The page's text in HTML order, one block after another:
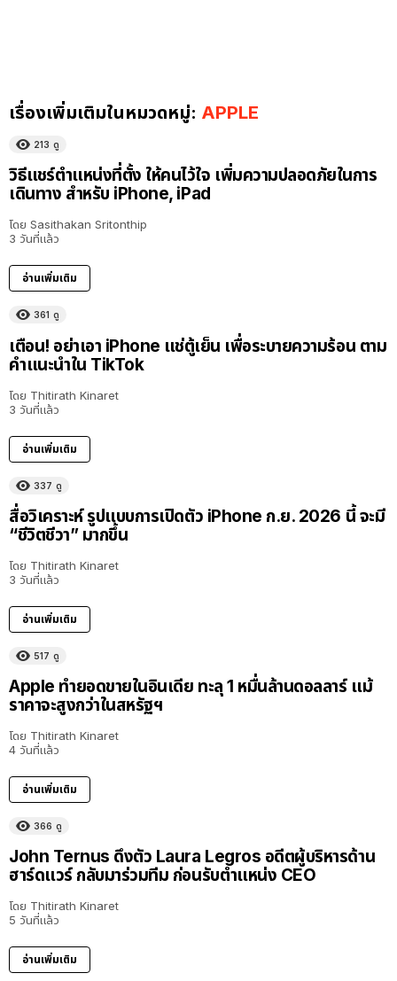
เรื่องเพิ่มเติมในหมวดหมู่: APPLE
213 ดู
วิธีแชร์ตำแหน่งที่ตั้ง ให้คนไว้ใจ เพิ่มความปลอดภัยในการ
เดินทาง สำหรับ iPhone, iPad
โดย Sasithakan Sritonthip
3 วันที่แล้ว
อ่านเพิ่มเติม
361 ดู
เตือน! อย่าเอา iPhone แช่ตู้เย็น เพื่อระบายความร้อน ตาม
คำแนะนำใน TikTok
โดย Thitirath Kinaret
3 วันที่แล้ว
อ่านเพิ่มเติม
337 ดู
สื่อวิเคราะห์ รูปแบบการเปิดตัว iPhone ก.ย. 2026 นี้ จะมี
“ชีวิตชีวา” มากขึ้น
โดย Thitirath Kinaret
3 วันที่แล้ว
อ่านเพิ่มเติม
517 ดู
Apple ทำยอดขายในอินเดีย ทะลุ 1 หมื่นล้านดอลลาร์ แม้
ราคาจะสูงกว่าในสหรัฐฯ
โดย Thitirath Kinaret
4 วันที่แล้ว
อ่านเพิ่มเติม
366 ดู
John Ternus ดึงตัว Laura Legros อดีตผู้บริหารด้าน
ฮาร์ดแวร์ กลับมาร่วมทีม ก่อนรับตำแหน่ง CEO
โดย Thitirath Kinaret
5 วันที่แล้ว
อ่านเพิ่มเติม